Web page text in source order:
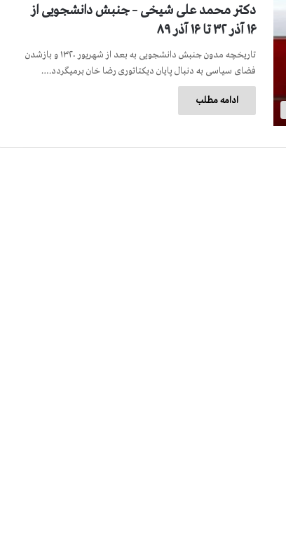
دکتر محمد علی شیخی – جنبش دانشجویی از
۱۶ آذر ۳۲ تا ۱۶ آذر ۸۹
تاریخچه مدون جنبش دانشجویی به بعد از شهریور ۱۳۲۰ و بازشدن
فضای سیاسی به دنبال پایان دیکتاتوری رضا خان برمیگردد.…
ادامه مطلب